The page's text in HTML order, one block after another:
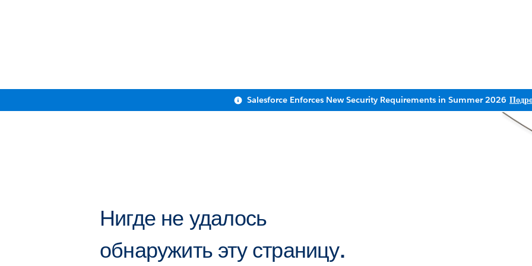
Salesforce Enforces New Security Requirements in Summer 2026
Нигде не удалось
обнаружить эту страницу.